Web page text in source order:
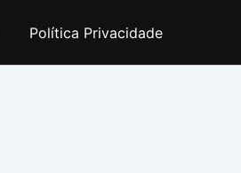
Política Privacidade